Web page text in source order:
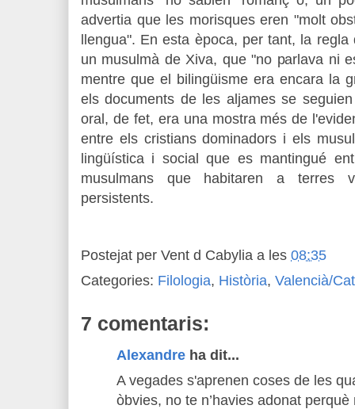
advertia que les morisques eren "molt
llengua". En esta època, per tant, la
un musulmà de Xiva, que "no parlava ni
mentre que el bilingüisme era encara la
els documents de les aljames se
oral, de fet, era una mostra més de
entre els cristiansdominadors i els
lingüística i social que es mantingué
musulmans que habitaren a terres
persistents.
Postejat per Vent d Cabylia a les 08:35
Categories: Filologia, Història, Valencià/
7 comentaris:
Alexandre ha dit...
A vegades s'aprenen coses de les
òbvies, no te n’havies adonat